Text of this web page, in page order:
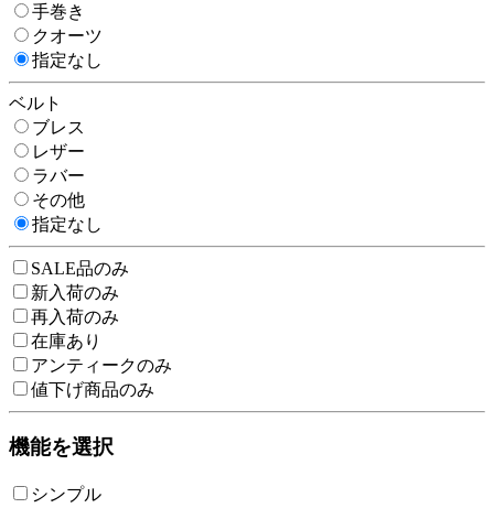
手巻き
クオーツ
指定なし
ベルト
ブレス
レザー
ラバー
その他
指定なし
SALE品のみ
新入荷のみ
再入荷のみ
在庫あり
アンティークのみ
値下げ商品のみ
機能を選択
シンプル